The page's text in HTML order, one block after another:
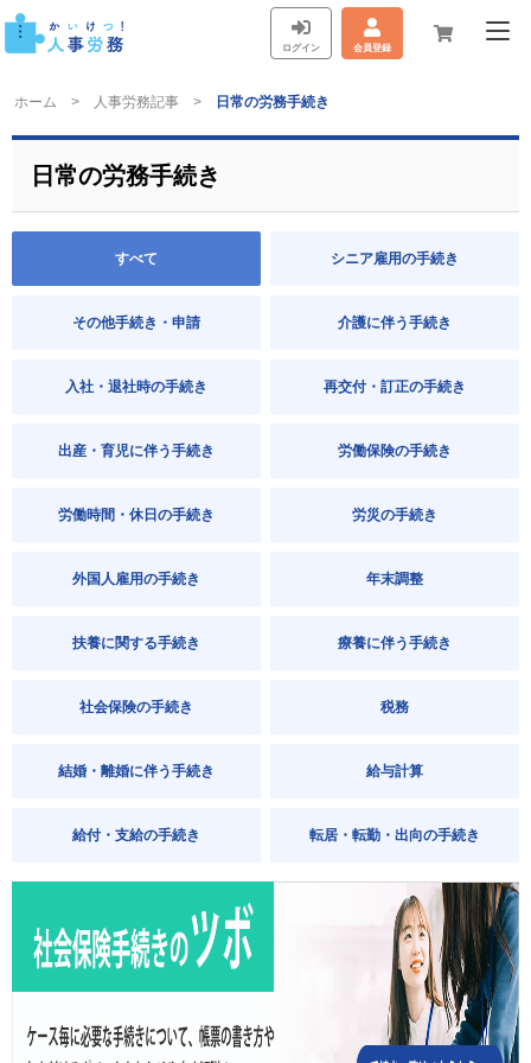
ログイン 会員登録
ホーム 人事労務記事 日常の労務手続き
日常の労務手続き
すべて シニア雇用の手続き
その他手続き・申請 介護に伴う手続き
入社・退社時の手続き 再交付・訂正の手続き
出産・育児に伴う手続き 労働保険の手続き
労働時間・休日の手続き 労災の手続き
外国人雇用の手続き 年末調整
扶養に関する手続き 療養に伴う手続き
社会保険の手続き 税務
結婚・離婚に伴う手続き 給与計算
給付・支給の手続き 転居・転勤・出向の手続き